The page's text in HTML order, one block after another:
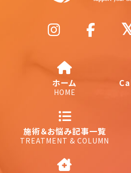
ホーム
HOME
施術＆お悩み記事一覧
TREATMENT & COLUMN